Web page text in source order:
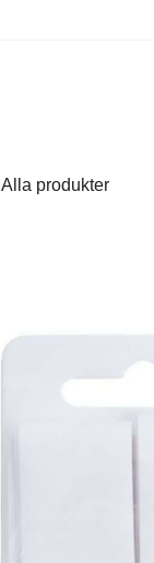
Alla produkter